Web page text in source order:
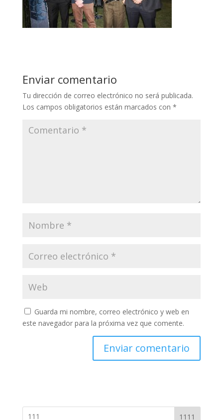
Enviar comentario
Tu dirección de correo electrónico no será publicada.
Los campos obligatorios están marcados con *
Guarda mi nombre, correo electrónico y web en
este navegador para la próxima vez que comente.
1111